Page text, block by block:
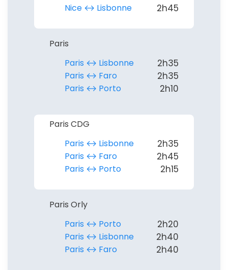
Nice ↔︎ Lisbonne 2h45
Paris
Paris ↔︎ Lisbonne
2h35
Paris ↔︎ Faro 2h35
Paris ↔︎ Porto 2h10
Paris CDG
Paris ↔︎ Lisbonne
2h35
Paris ↔︎ Faro 2h45
Paris ↔︎ Porto 2h15
Paris Orly
Paris ↔︎ Porto
2h20
Paris ↔︎ Lisbonne 2h40
Paris ↔︎ Faro 2h40